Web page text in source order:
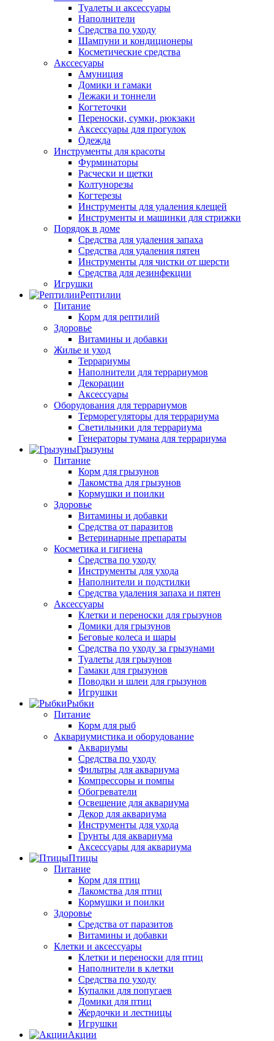
Туалеты и аксессуары
Наполнители
Средства по уходу
Шампуни и кондиционеры
Косметические средства
Акссесуары
Амуниция
Домики и гамаки
Лежаки и тоннели
Когтеточки
Переноски, сумки, рюкзаки
Аксессуары для прогулок
Одежда
Инструменты для красоты
Фурминаторы
Расчески и щетки
Колтунорезы
Когтерезы
Инструменты для удаления клещей
Инструменты и машинки для стрижки
Порядок в доме
Средства для удаления запаха
Средства для удаления пятен
Инструменты для чистки от шерсти
Средства для дезинфекции
Игрушки
Рептилии
Питание
Корм для рептилий
Здоровье
Витамины и добавки
Жилье и уход
Террариумы
Наполнители для террариумов
Декорации
Аксессуары
Оборудования для террариумов
Терморегуляторы для террариума
Светильники для террариума
Генераторы тумана для террариума
Грызуны
Питание
Корм для грызунов
Лакомства для грызунов
Кормушки и поилки
Здоровье
Витамины и добавки
Средства от паразитов
Ветеринарные препараты
Косметика и гигиена
Средства по уходу
Инструменты для ухода
Наполнители и подстилки
Средства удаления запаха и пятен
Аксессуары
Клетки и переноски для грызунов
Домики для грызунов
Беговые колеса и шары
Средства по уходу за грызунами
Туалеты для грызунов
Гамаки для грызунов
Поводки и шлеи для грызунов
Игрушки
Рыбки
Питание
Корм для рыб
Аквариумистика и оборудование
Аквариумы
Средства по уходу
Фильтры для аквариума
Компрессоры и помпы
Обогреватели
Освещение для аквариума
Декор для аквариума
Инструменты для ухода
Грунты для аквариума
Аксессуары для аквариума
Птицы
Питание
Корм для птиц
Лакомства для птиц
Кормушки и поилки
Здоровье
Средства от паразитов
Витамины и добавки
Клетки и аксессуары
Клетки и переноски для птиц
Наполнители в клетки
Средства по уходу
Купалки для попугаев
Домики для птиц
Жердочки и лестницы
Игрушки
Акции